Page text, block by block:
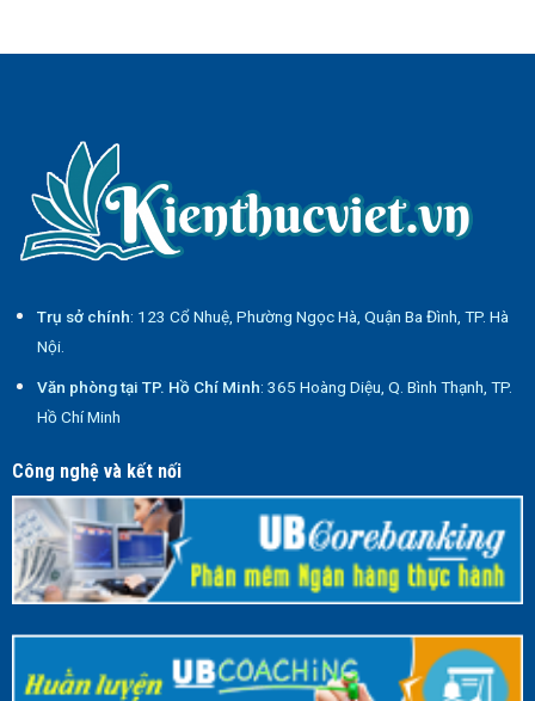
Trụ sở chính: 123 Cổ Nhuệ, Phường Ngọc Hà, Quận Ba Đình, TP. Hà
Nội.
Văn phòng tại TP. Hồ Chí Minh: 365 Hoàng Diệu, Q. Bình Thạnh, TP.
Hồ Chí Minh
Công nghệ và kết nối